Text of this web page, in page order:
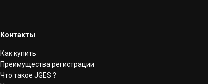
Контакты
Как купить
Преимущества регистрации
Что такое JGES ?